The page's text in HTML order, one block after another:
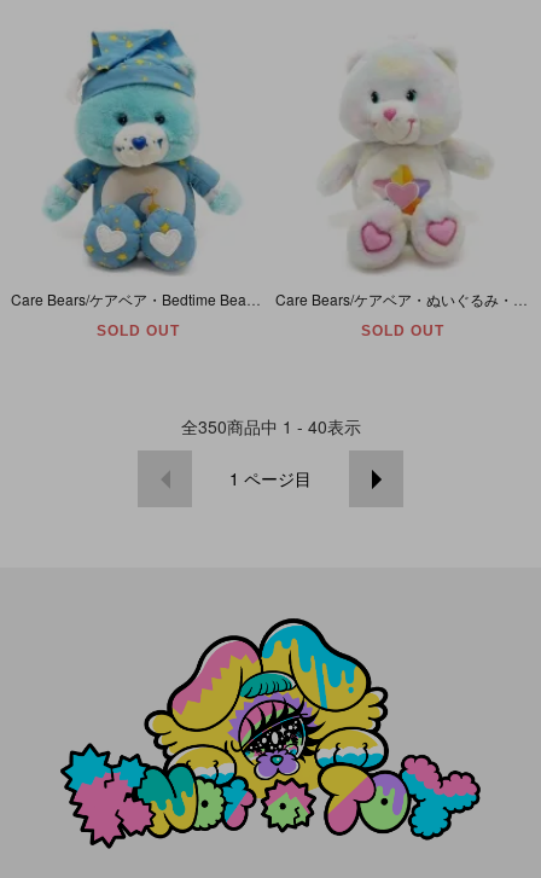
SOLD OUT SOLD OUT
全350商品中 1 - 40表示
1 ページ目